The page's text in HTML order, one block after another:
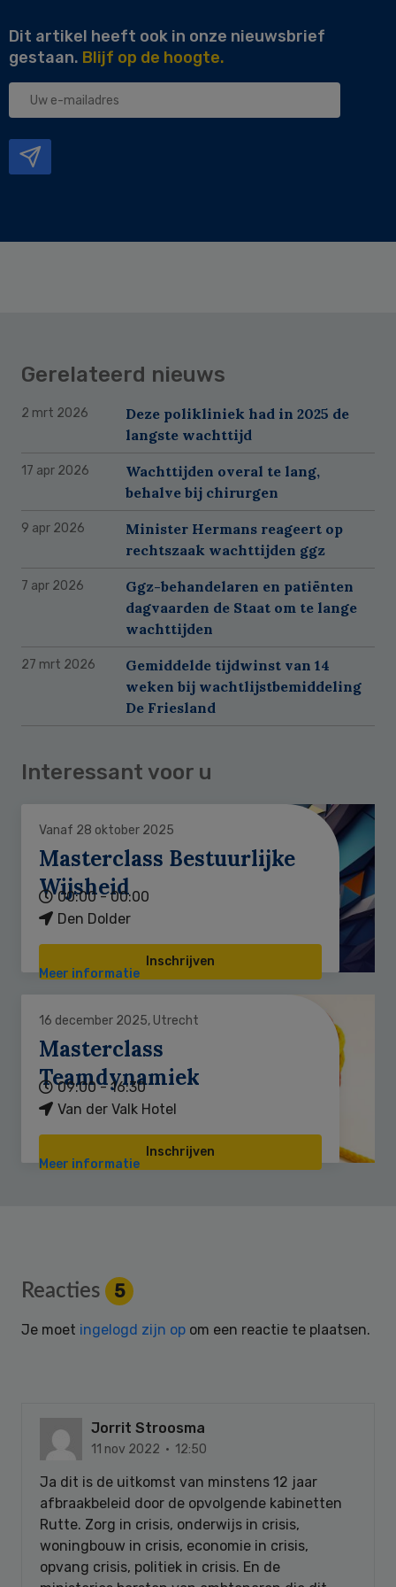
Dit artikel heeft ook in onze nieuwsbrief
gestaan. Blijf op de hoogte.
Uw
Gerelateerd nieuws
2 mrt 2026
Deze polikliniek had in 2025 de
langste wachttijd
17 apr 2026
Wachttijden overal te lang,
behalve bij chirurgen
9 apr 2026
Minister Hermans reageert op
rechtszaak wachttijden ggz
7 apr 2026
Ggz-behandelaren en patiënten
dagvaarden de Staat om te lange
wachttijden
27 mrt 2026
Gemiddelde tijdwinst van 14
weken bij wachtlijstbemiddeling
De Friesland
Interessant voor u
Vanaf 28 oktober 2025
Masterclass Bestuurlijke
Wijsheid
00:00 - 00:00
Den Dolder
Inschrijven
Meer informatie
16 december 2025, Utrecht
Masterclass
Teamdynamiek
09:00 - 16:30
Van der Valk Hotel
Inschrijven
Meer informatie
Reader
Interactions
Reacties 5
Je moet ingelogd zijn op om een reactie te plaatsen.
Jorrit Stroosma
11 nov 2022 · 12:50
Ja dit is de uitkomst van minstens 12 jaar
afbraakbeleid door de opvolgende kabinetten
Rutte. Zorg in crisis, onderwijs in crisis,
woningbouw in crisis, economie in crisis,
opvang crisis, politiek in crisis. En de